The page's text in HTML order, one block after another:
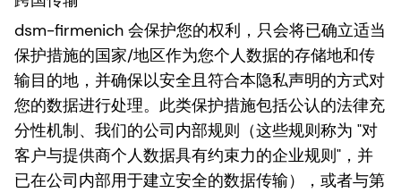
dsm-firmenich 会保护您的权利，只会将已确立适当
保护措施的国家/地区作为您个人数据的存储地和传
输目的地，并确保以安全且符合本隐私声明的方式对
您的数据进行处理。此类保护措施包括公认的法律充
分性机制、我们的公司内部规则（这些规则称为 "对
客户与提供商个人数据具有约束力的企业规则"，并
已在公司内部用于建立安全的数据传输），或者与第